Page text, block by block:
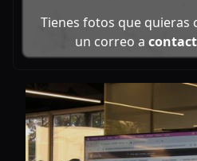
Tienes fotos que quieras
un correo a